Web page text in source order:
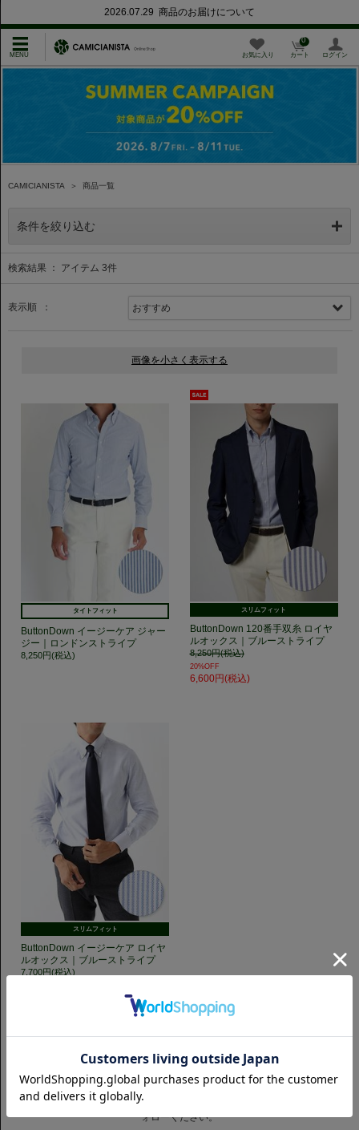
2026.07.29 商品のお届けについて
お気に入り カート
0
ログイン
CAMICIANISTA ＞ 商品一覧
条件を絞り込む
検索結果 ： アイテム 3件
表示順 ：
タイトフィット
ButtonDown イージーケア ジャー
ジー｜ロンドンストライプ
8,250円(税込)
スリムフィット
ButtonDown 120番手双糸 ロイヤ
ルオックス｜ブルーストライプ
8,250円(税込)
20%OFF
6,600円(税込)
スリムフィット
ButtonDown イージーケア ロイヤ
ルオックス｜ブルーストライプ
7,700円(税込)
GET TO KNOW US
CAMICIANISTAの最新情報、スタイル提案などをおしらせします。是非フ
ォローください。